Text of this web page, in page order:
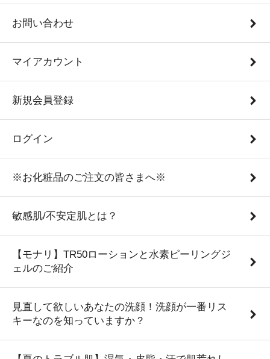
お問い合わせ
マイアカウント
新規会員登録
ログイン
※お化粧品のご注文の皆さまへ※
敏感肌/不安定肌とは？
【モナリ】TR50ローションと水素ピーリングジ
ェルのご紹介
見直して欲しいあなたの洗顔！洗顔が一番リス
キーなのを知っていますか？